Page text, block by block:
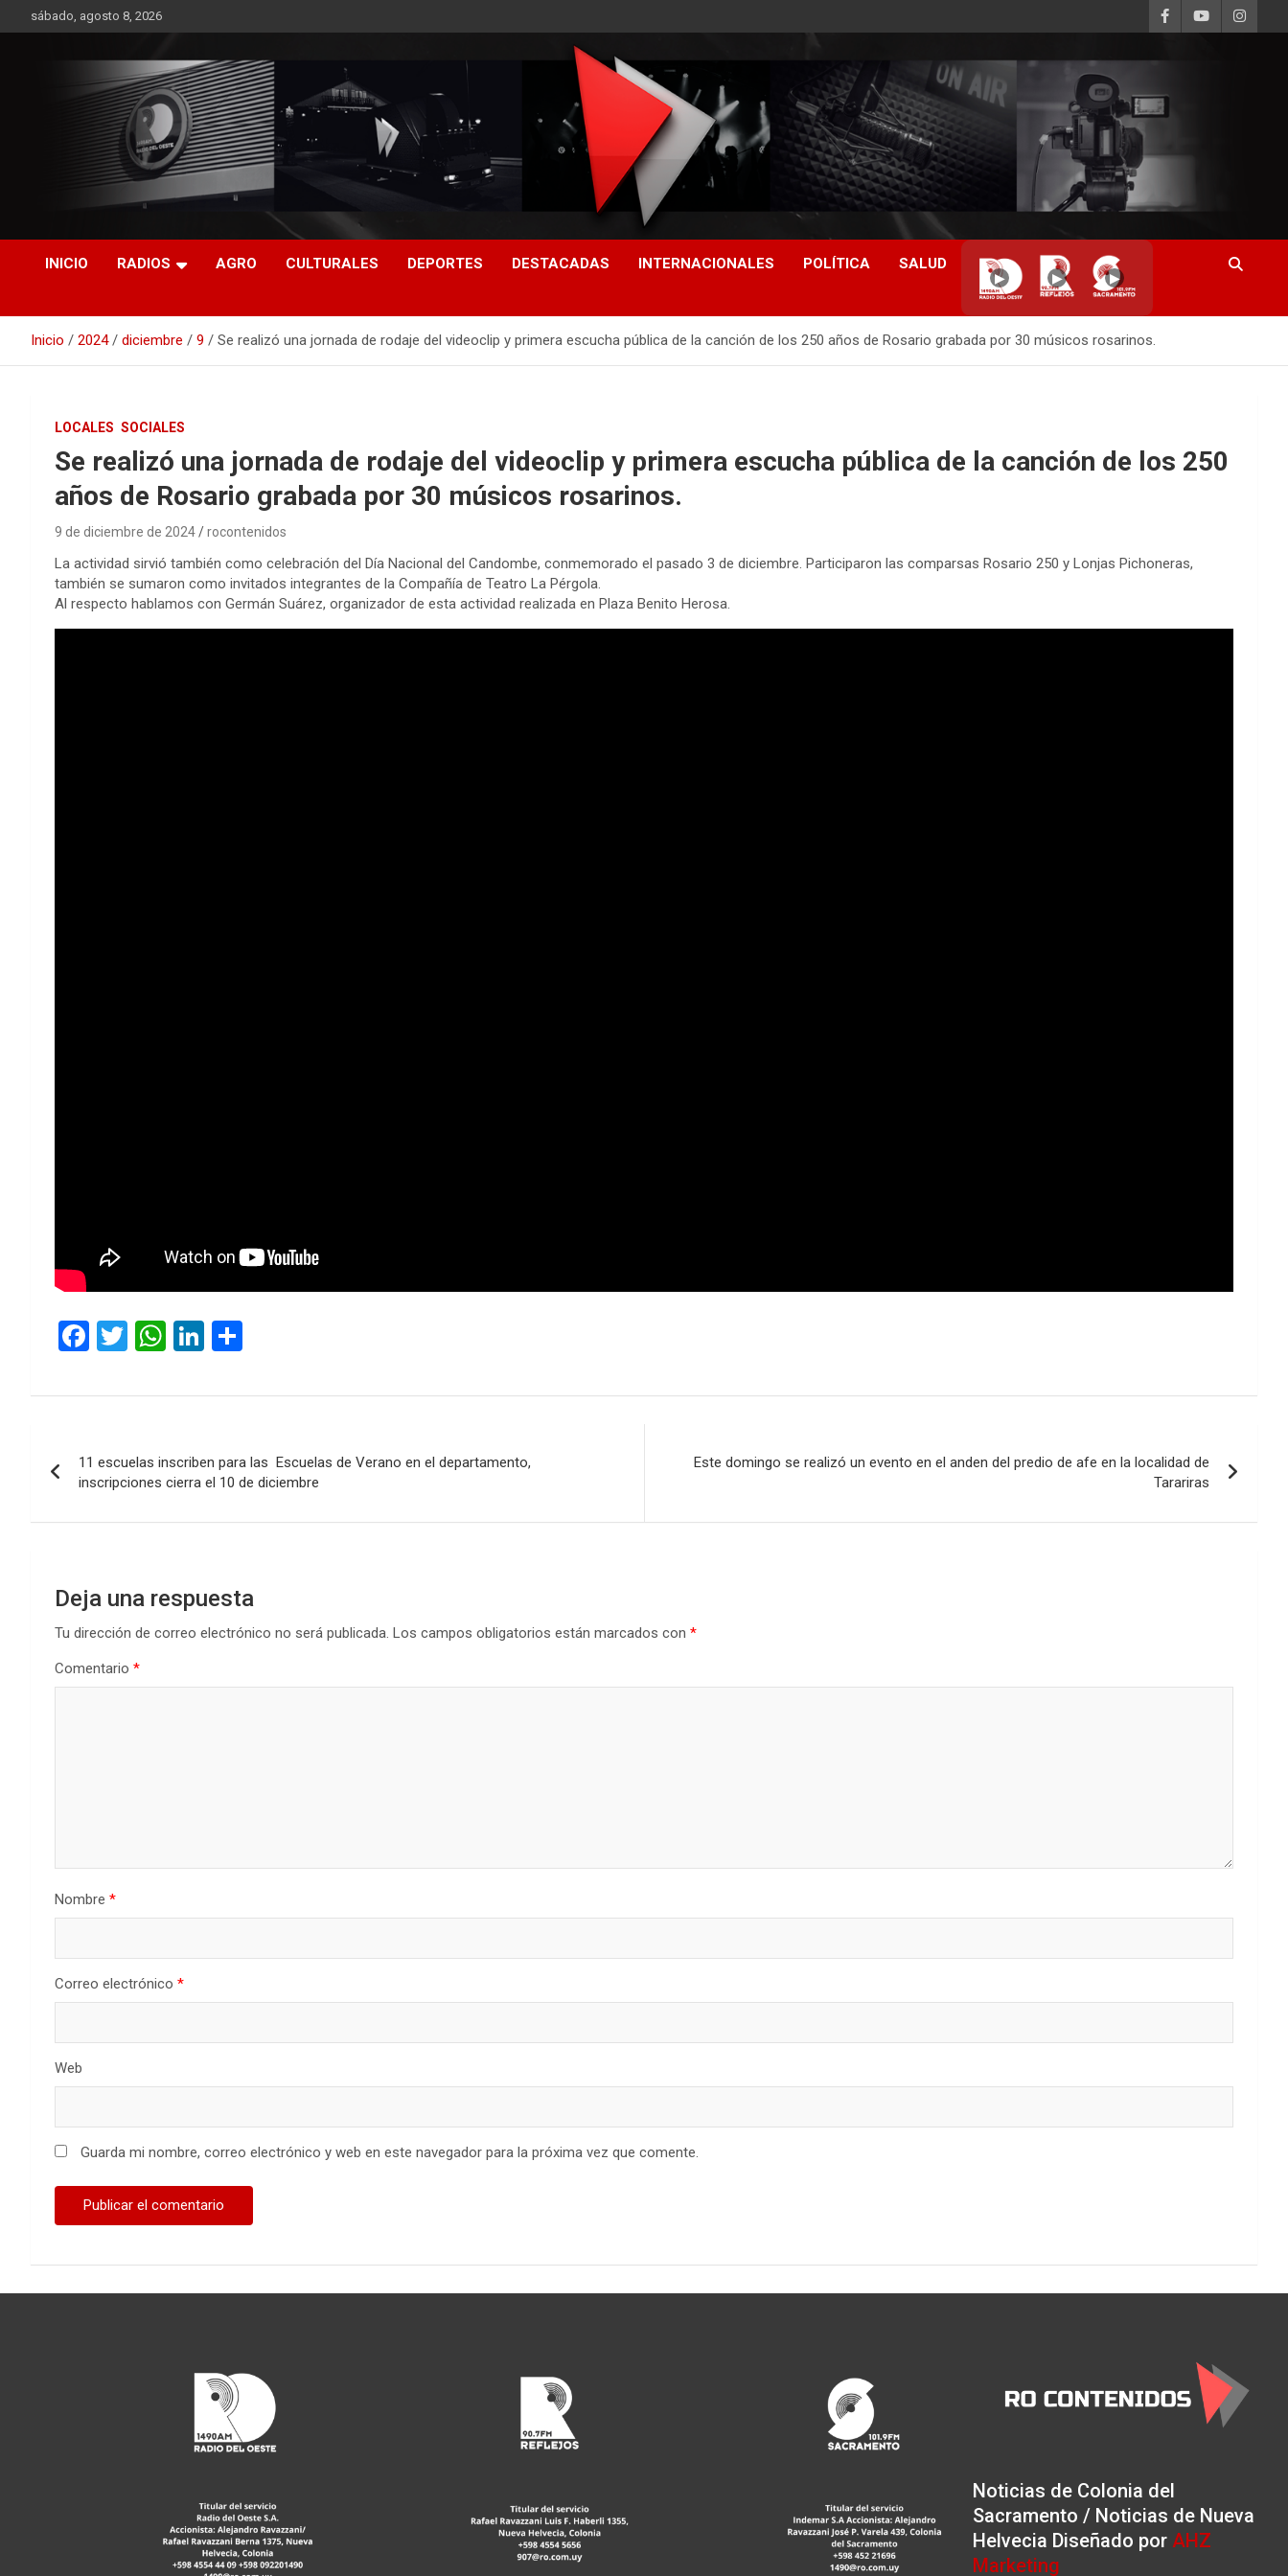
al
sábado, agosto 8, 2026
RO CONTENIDOS
INICIO RADIOS AGRO CULTURALES DEPORTES DESTACADAS INTERNACIONALES POLÍTICA SALUD
▶ ▶ ▶
Inicio 2024 diciembre 9 Se realizó una jornada de rodaje del videoclip y primera escucha pública de la canción de los 250 años de Rosario grabada por 30 músicos rosarinos.
LOCALES SOCIALES
Se realizó una jornada de rodaje del videoclip y primera escucha pública de la canción de los 250
años de Rosario grabada por 30 músicos rosarinos.
9 de diciembre de 2024 rocontenidos
La actividad sirvió también como celebración del Día Nacional del Candombe, conmemorado el pasado 3 de diciembre. Participaron las comparsas Rosario 250 y Lonjas Pichoneras,
también se sumaron como invitados integrantes de la Compañía de Teatro La Pérgola.
Al respecto hablamos con Germán Suárez, organizador de esta actividad realizada en Plaza Benito Herosa.
F
ce
o
o
k
T
tt
W
at
A
p
p
Li
ke
n
m
ar
tir
de
entradas
11 escuelas inscriben para las Escuelas de Verano en el departamento,
inscripciones cierra el 10 de diciembre
Este domingo se realizó un evento en el anden del predio de afe en la localidad de
Tarariras
Deja una respuesta
Tu dirección de correo electrónico no será publicada. Los campos obligatorios están marcados con *
Comentario *
Nombre *
Correo electrónico *
Web
Guarda mi nombre, correo electrónico y web en este navegador para la próxima vez que comente.
Noticias de Colonia del
Sacramento / Noticias de Nueva
Helvecia Diseñado por AHZ
Marketing